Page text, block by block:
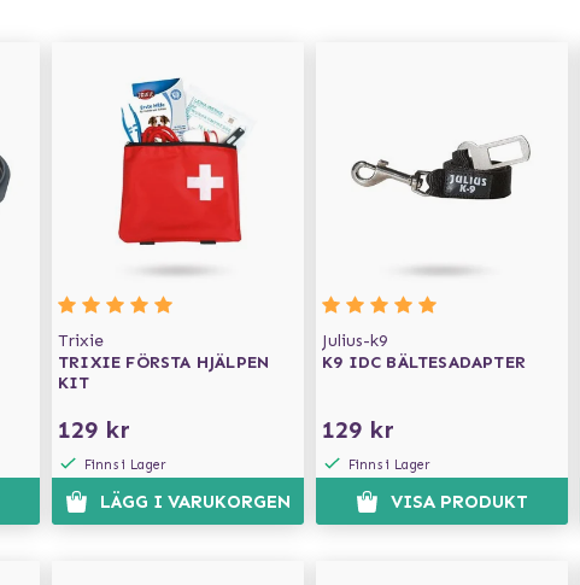
Trixie
TRIXIE FÖRSTA HJÄLPEN
KIT
129 kr
Finns i Lager
LÄGG I VARUKORGEN
Julius-k9
K9 IDC BÄLTESADAPTER
129 kr
Finns i Lager
VISA PRODUKT